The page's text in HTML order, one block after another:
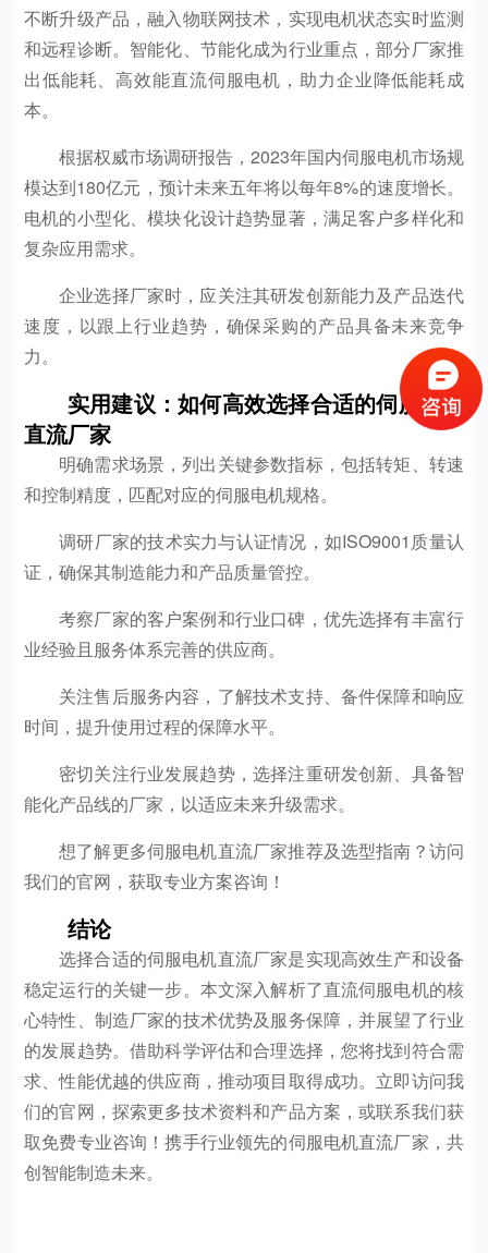
不断升级产品，融入物联网技术，实现电机状态实时监测
和远程诊断。智能化、节能化成为行业重点，部分厂家推
出低能耗、高效能直流伺服电机，助力企业降低能耗成
本。
根据权威市场调研报告，2023年国内伺服电机市场规
模达到180亿元，预计未来五年将以每年8%的速度增长。
电机的小型化、模块化设计趋势显著，满足客户多样化和
复杂应用需求。
企业选择厂家时，应关注其研发创新能力及产品迭代
速度，以跟上行业趋势，确保采购的产品具备未来竞争
力。
实用建议：如何高效选择合适的伺服电机
直流厂家
明确需求场景，列出关键参数指标，包括转矩、转速
和控制精度，匹配对应的伺服电机规格。
调研厂家的技术实力与认证情况，如ISO9001质量认
证，确保其制造能力和产品质量管控。
考察厂家的客户案例和行业口碑，优先选择有丰富行
业经验且服务体系完善的供应商。
关注售后服务内容，了解技术支持、备件保障和响应
时间，提升使用过程的保障水平。
密切关注行业发展趋势，选择注重研发创新、具备智
能化产品线的厂家，以适应未来升级需求。
想了解更多伺服电机直流厂家推荐及选型指南？访问
我们的官网，获取专业方案咨询！
结论
选择合适的伺服电机直流厂家是实现高效生产和设备
稳定运行的关键一步。本文深入解析了直流伺服电机的核
心特性、制造厂家的技术优势及服务保障，并展望了行业
的发展趋势。借助科学评估和合理选择，您将找到符合需
求、性能优越的供应商，推动项目取得成功。立即访问我
们的官网，探索更多技术资料和产品方案，或联系我们获
取免费专业咨询！携手行业领先的伺服电机直流厂家，共
创智能制造未来。